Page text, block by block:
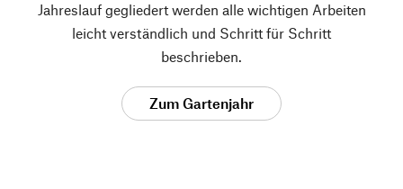
Jahreslauf gegliedert werden alle wichtigen Arbeiten
leicht verständlich und Schritt für Schritt
beschrieben.
Zum Gartenjahr